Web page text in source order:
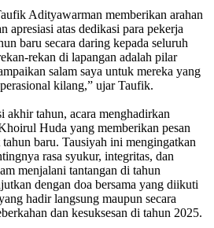
Adityawarman memberikan arahan
apresiasi atas dedikasi para pekerja
baru secara daring kepada seluruh
rekan di lapangan adalah pilar
salam saya untuk mereka yang
kilang,” ujar Taufik.
akhir tahun, acara menghadirkan
Huda yang memberikan pesan
baru. Tausiyah ini mengingatkan
rasa syukur, integritas, dan
menjalani tantangan di tahun
dengan doa bersama yang diikuti
hadir langsung maupun secara
dan kesuksesan di tahun 2025.